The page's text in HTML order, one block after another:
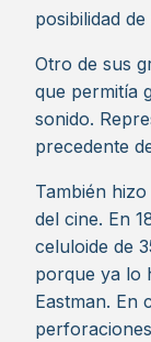
posibilidad
Otro de sus
que permitía
sonido.
precedente
También
del cine. En
celuloide de
porque ya lo
Eastman. En